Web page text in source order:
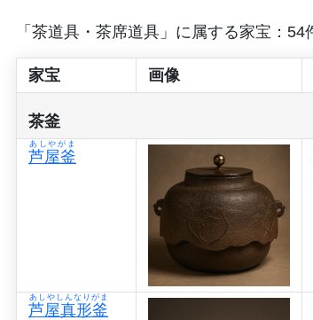
「茶道具・茶席道具」に属する家宝：54
家宝 画像
茶釜
芦屋釜
あしやがま
芦屋真形釜
あしやしんなりがま